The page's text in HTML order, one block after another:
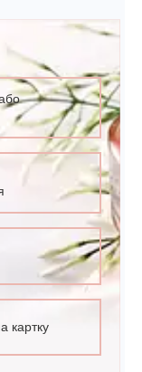
картку